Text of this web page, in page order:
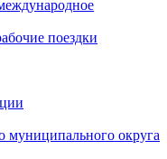
поездки
муниципального округа